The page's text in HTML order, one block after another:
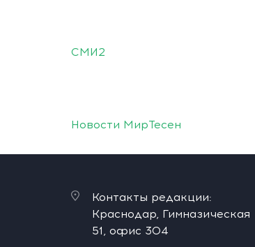
СМИ2
Новости МирТесен
Контакты редакции:
Краснодар, Гимназическая
51, офис 304